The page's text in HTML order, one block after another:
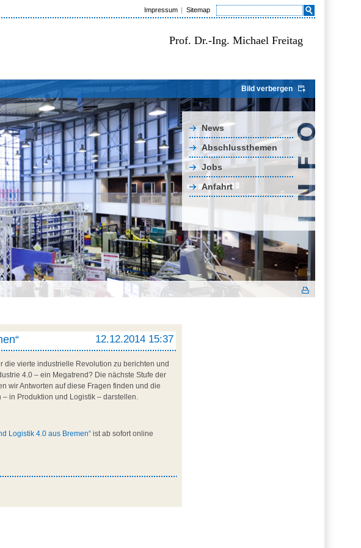
Impressum Sitemap
Prof. Dr.-Ing. Michael Freitag
Bild verbergen
News
Abschlussthemen
Jobs
Anfahrt
12.12.2014 15:37
die vierte industrielle Revolution zu berichten und
4.0 – ein Megatrend? Die nächste Stufe der
wir Antworten auf diese Fragen finden und die
in Produktion und Logistik – darstellen.
Logistik 4.0 aus Bremen“ ist ab sofort online